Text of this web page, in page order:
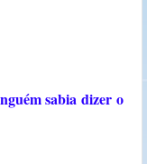
sabia dizer o